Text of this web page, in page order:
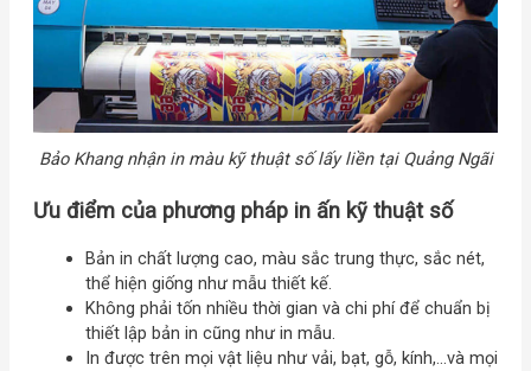
Bảo Khang nhận in màu kỹ thuật số lấy liền tại Quảng Ngãi
Ưu điểm của phương pháp in ấn kỹ thuật số
Bản in chất lượng cao, màu sắc trung thực, sắc nét,
thể hiện giống như mẫu thiết kế.
Không phải tốn nhiều thời gian và chi phí để chuẩn bị
thiết lập bản in cũng như in mẫu.
In được trên mọi vật liệu như vải, bạt, gỗ, kính,…và mọi